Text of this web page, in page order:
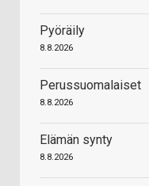
Pyöräily
8.8.2026
Perussuomalaiset
8.8.2026
Elämän synty
8.8.2026